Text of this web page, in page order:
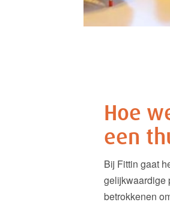
Hoe
een
Bij Fittin gaat
gelijkwaardige
betrokkenen